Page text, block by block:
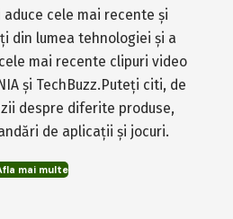
cele mai recente și
din lumea tehnologiei și a
mai recente clipuri video
și TechBuzz.Puteți citi, de
despre diferite produse,
de aplicații și jocuri.
mai multe